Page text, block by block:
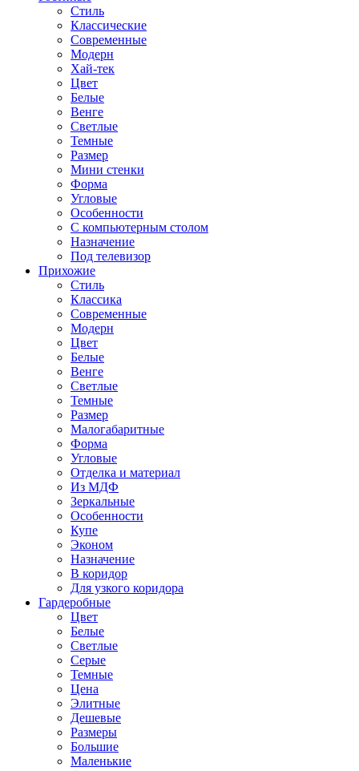
Стиль
Классические
Современные
Модерн
Хай-тек
Цвет
Белые
Венге
Светлые
Темные
Размер
Мини стенки
Форма
Угловые
Особенности
С компьютерным столом
Назначение
Под телевизор
Прихожие
Стиль
Классика
Современные
Модерн
Цвет
Белые
Венге
Светлые
Темные
Размер
Малогабаритные
Форма
Угловые
Отделка и материал
Из МДФ
Зеркальные
Особенности
Купе
Эконом
Назначение
В коридор
Для узкого коридора
Гардеробные
Цвет
Белые
Светлые
Серые
Темные
Цена
Элитные
Дешевые
Размеры
Большие
Маленькие